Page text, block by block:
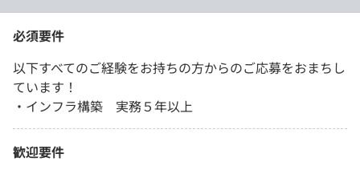
必須要件
以下すべてのご経験をお持ちの方からのご応募をおまちし
ています！
・インフラ構築 実務５年以上
歓迎要件